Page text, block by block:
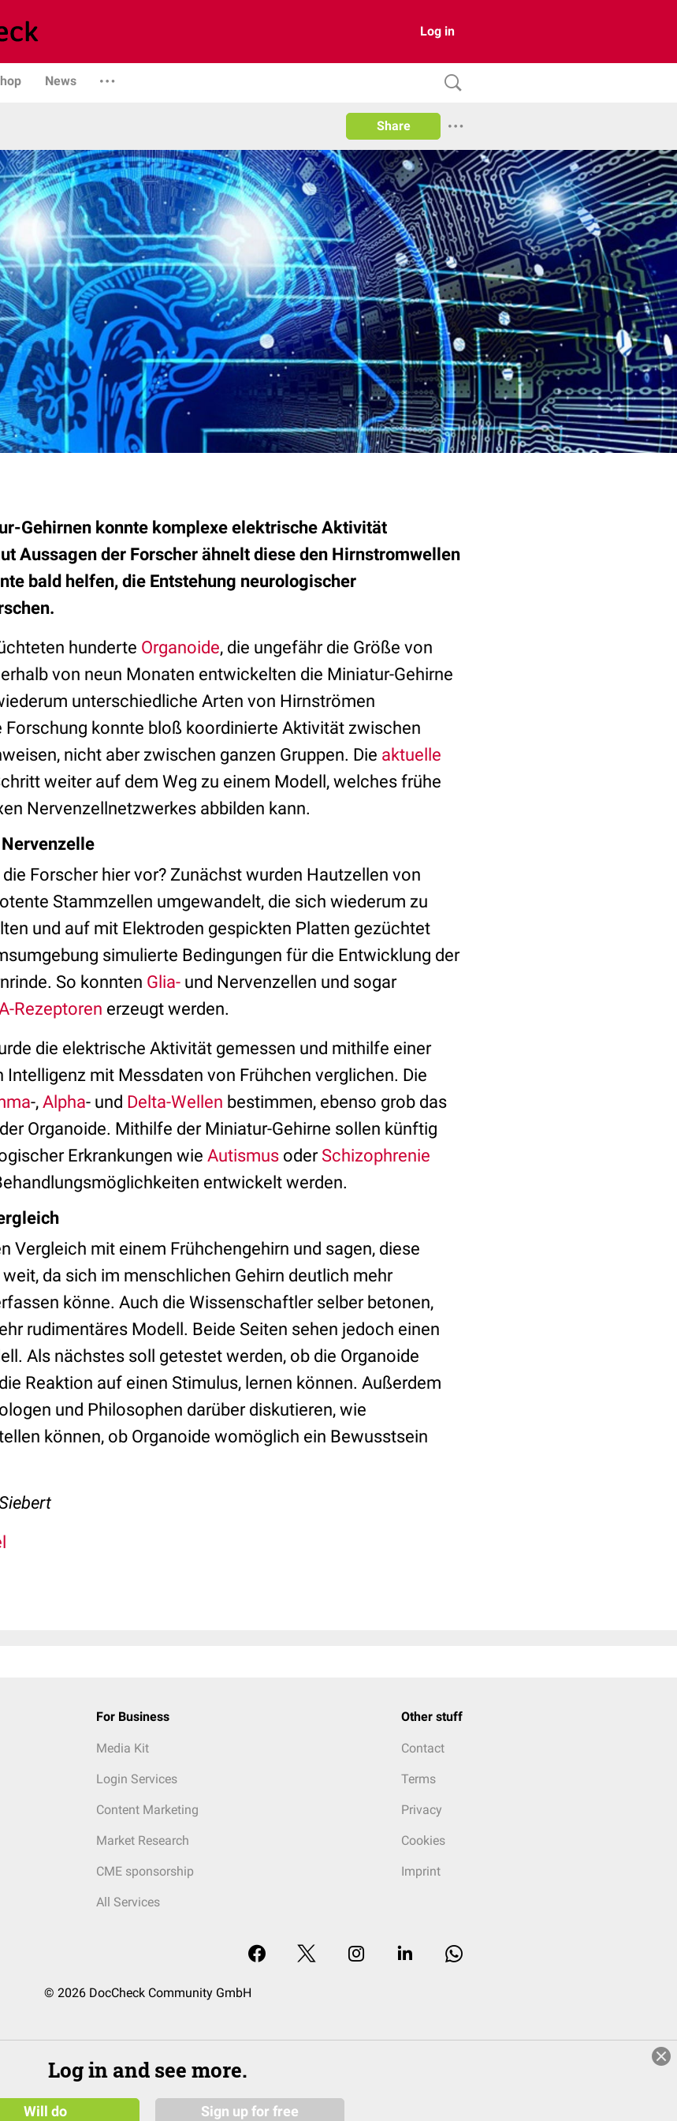
Log in
News
Share
Gehirnen konnte komplexe elektrische Aktivität
Aussagen der Forscher ähnelt diese den Hirnstromwellen
bald helfen, die Entstehung neurologischer
hunderte Organoide, die ungefähr die Größe von
von neun Monaten entwickelten die Miniatur-Gehirne
unterschiedliche Arten von Hirnströmen
Forschung konnte bloß koordinierte Aktivität zwischen
nicht aber zwischen ganzen Gruppen. Die aktuelle
weiter auf dem Weg zu einem Modell, welches frühe
Nervenzellnetzwerkes abbilden kann.
Forscher hier vor? Zunächst wurden Hautzellen von
Stammzellen umgewandelt, die sich wiederum zu
und auf mit Elektroden gespickten Platten gezüchtet
simulierte Bedingungen für die Entwicklung der
So konnten Glia- und Nervenzellen und sogar
Rezeptoren erzeugt werden.
die elektrische Aktivität gemessen und mithilfe einer
mit Messdaten von Frühchen verglichen. Die
-, Alpha- und Delta-Wellen bestimmen, ebenso grob das
Organoide. Mithilfe der Miniatur-Gehirne sollen künftig
Erkrankungen wie Autismus oder Schizophrenie
entwickelt werden.
Vergleich mit einem Frühchengehirn und sagen, diese
da sich im menschlichen Gehirn deutlich mehr
könne. Auch die Wissenschaftler selber betonen,
rudimentäres Modell. Beide Seiten sehen jedoch einen
Als nächstes soll getestet werden, ob die Organoide
Reaktion auf einen Stimulus, lernen können. Außerdem
und Philosophen darüber diskutieren, wie
können, ob Organoide womöglich ein Bewusstsein
For Business
Media Kit
Login Services
Content Marketing
Market Research
CME sponsorship
All Services
Other stuff
Contact
Terms
Privacy
Cookies
Imprint
© 2026 DocCheck Community GmbH
Log in and see more.
Will do Sign up for free